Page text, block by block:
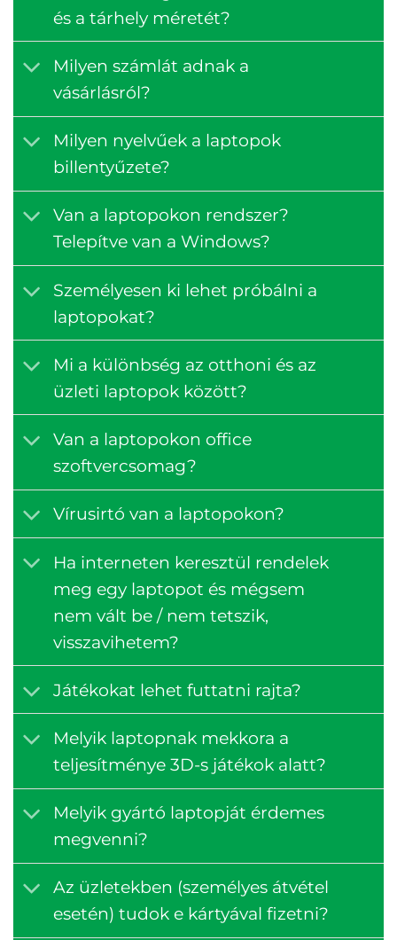
és a tárhely méretét?
Milyen számlát adnak a
vásárlásról?
Milyen nyelvűek a laptopok
billentyűzete?
Van a laptopokon rendszer?
Telepítve van a Windows?
Személyesen ki lehet próbálni a
laptopokat?
Mi a különbség az otthoni és az
üzleti laptopok között?
Van a laptopokon office
szoftvercsomag?
Vírusirtó van a laptopokon?
Ha interneten keresztül rendelek
meg egy laptopot és mégsem
nem vált be / nem tetszik,
visszavihetem?
Játékokat lehet futtatni rajta?
Melyik laptopnak mekkora a
teljesítménye 3D-s játékok alatt?
Melyik gyártó laptopját érdemes
megvenni?
Az üzletekben (személyes átvétel
esetén) tudok e kártyával fizetni?